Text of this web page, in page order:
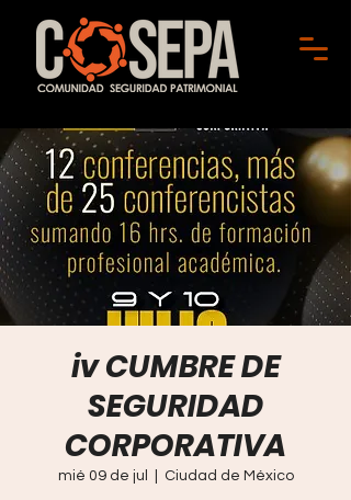
iv CUMBRE DE
SEGURIDAD
CORPORATIVA
mié 09 de jul Ciudad de México